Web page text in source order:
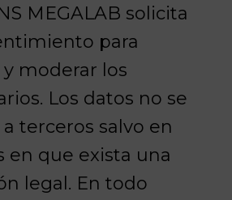
MEGALAB solicita
para
moderar los
Los datos no se
terceros salvo en
en que exista una
legal. En todo